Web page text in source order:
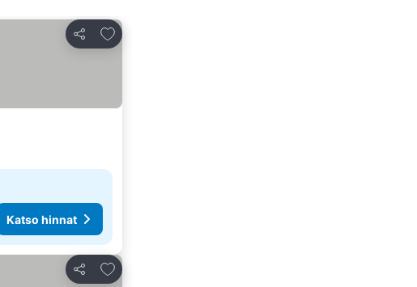
Jaa
Lisää suosikkeihin
Katso hinnat
Jaa
Lisää suosikkeihin